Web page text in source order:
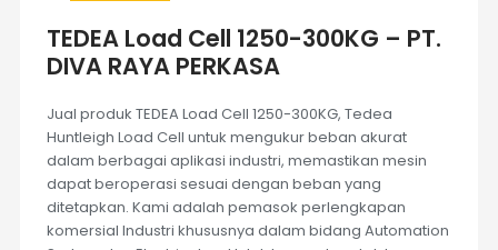
TEDEA Load Cell 1250-300KG – PT.
DIVA RAYA PERKASA
Jual produk TEDEA Load Cell 1250-300KG, Tedea
Huntleigh Load Cell untuk mengukur beban akurat
dalam berbagai aplikasi industri, memastikan mesin
dapat beroperasi sesuai dengan beban yang
ditetapkan. Kami adalah pemasok perlengkapan
komersial Industri khususnya dalam bidang Automation